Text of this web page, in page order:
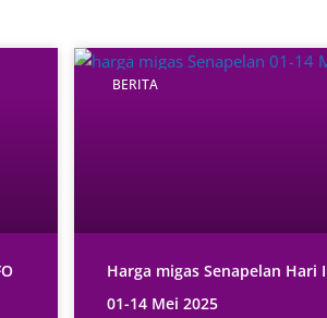
BERITA
Harga migas Senapelan Hari
01-14 Mei 2025